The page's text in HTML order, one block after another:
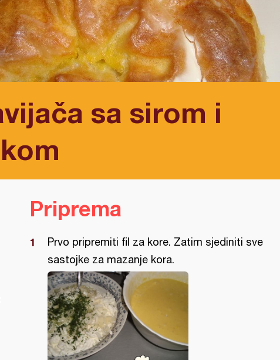
sa sirom i
Priprema
Prvo pripremiti fil za kore. Zatim sjediniti sve
sastojke za mazanje kora.